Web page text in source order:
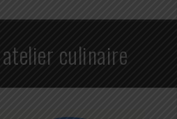
atelier culinaire